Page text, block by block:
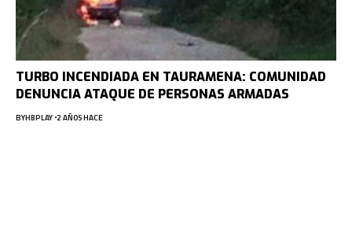
TURBO INCENDIADA EN TAURAMENA: COMUNIDAD
DENUNCIA ATAQUE DE PERSONAS ARMADAS
BYHBPLAY 2 AÑOS HACE